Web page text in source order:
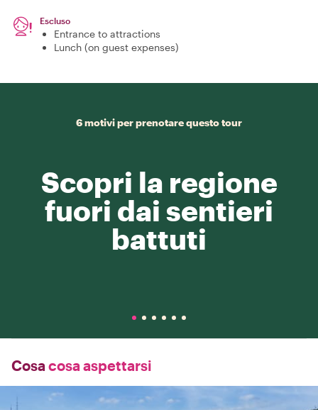
Escluso
Entrance to attractions
Lunch (on guest expenses)
6 motivi per prenotare questo tour
Scopri la regione
fuori dai sentieri
battuti
Cosa cosa aspettarsi